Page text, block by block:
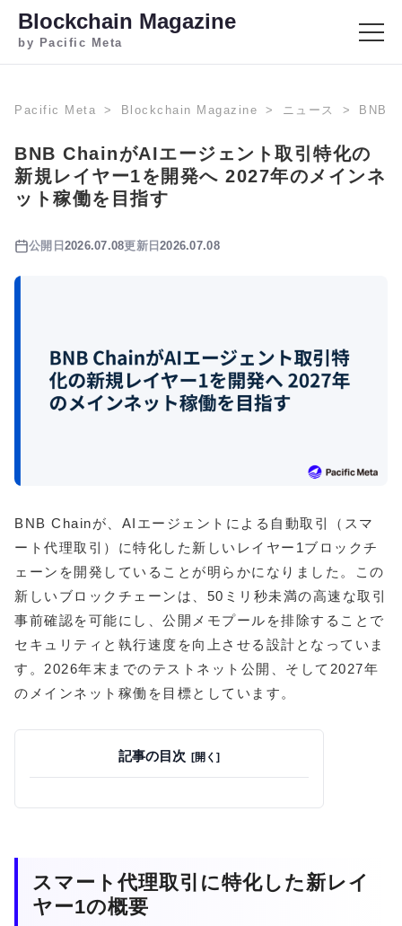
Blockchain Magazine
by Pacific Meta
Pacific Meta Blockchain Magazine ニュース BNB
BNB ChainがAIエージェント取引特化の
新規レイヤー1を開発へ 2027年のメインネ
ット稼働を目指す
公開日 2026.07.08更新日2026.07.08
BNB Chainが、AIエージェントによる自動取引（スマ
ート代理取引）に特化した新しいレイヤー1ブロックチ
ェーンを開発していることが明らかになりました。この
新しいブロックチェーンは、50ミリ秒未満の高速な取引
事前確認を可能にし、公開メモプールを排除することで
セキュリティと執行速度を向上させる設計となっていま
す。2026年末までのテストネット公開、そして2027年
のメインネット稼働を目標としています。
記事の目次
スマート代理取引に特化した新レイ
ヤー1の概要